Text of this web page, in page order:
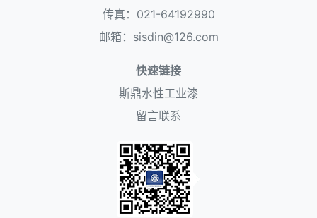
传真：021-64192990
邮箱：sisdin@126.com
快速链接
斯鼎水性工业漆
留言联系